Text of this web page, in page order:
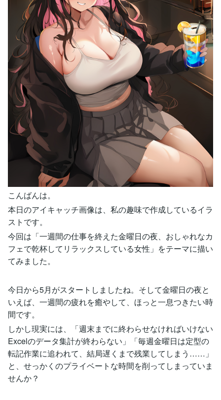
こんばんは。
本日のアイキャッチ画像は、私の趣味で作成しているイラ
ストです。
今回は「一週間の仕事を終えた金曜日の夜、おしゃれなカ
フェで乾杯してリラックスしている女性」をテーマに描い
てみました。
今日から5月がスタートしましたね。そして金曜日の夜と
いえば、一週間の疲れを癒やして、ほっと一息つきたい時
間です。
しかし現実には、「週末までに終わらせなければいけない
Excelのデータ集計が終わらない」「毎週金曜日は定型の
転記作業に追われて、結局遅くまで残業してしまう……」
と、せっかくのプライベートな時間を削ってしまっていま
せんか？